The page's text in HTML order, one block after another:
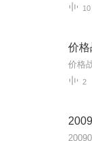
10
价
2